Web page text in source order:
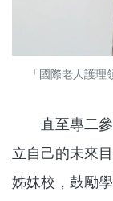
「國際老人護
直至專二參
立自己的未來
姊妹校，鼓勵